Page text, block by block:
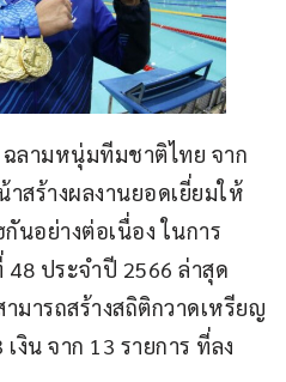
ลามหนุ่มทีมชาติไทย จาก
สร้างผลงานยอดเยี่ยมให้
นอย่างต่อเนื่อง ในการ
ประจำปี 2566 ล่าสุด
มารถสร้างสถิติกวาดเหรียญ
งิน จาก 13 รายการ ที่ลง